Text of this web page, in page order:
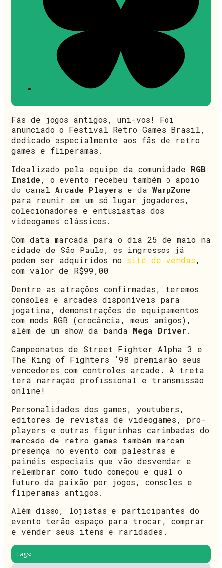
Fãs de jogos antigos, uni-vos! Foi
anunciado o Festival Retro Games Brasil,
dedicado especialmente aos fãs de retro
games e fliperamas.
Idealizado pela equipe da comunidade RGB
Inside, o evento recebeu também o apoio
do canal Arcade Players e da WarpZone
para reunir em um só lugar jogadores,
colecionadores e entusiastas dos
videogames clássicos.
Com data marcada para o dia 25 de maio na
cidade de São Paulo, os ingressos já
podem ser adquiridos no site de vendas,
com valor de R$99,00.
Dentre as atrações confirmadas, teremos
consoles e arcades disponíveis para
jogatina, demonstrações de equipamentos
com mods RGB (crocância, meus amigos),
além de um show da banda Mega Driver.
Campeonatos de Street Fighter Alpha 3 e
The King of Fighters ’98 premiarão seus
vencedores com controles arcade. A treta
terá narração profissional e transmissão
online!
Personalidades dos games, youtubers,
editores de revistas de videogames, pro-
players e outras figurinhas carimbadas do
mercado de retro games também marcam
presença no evento com palestras e
painéis especiais que vão desvendar e
relembrar como tudo começou e qual o
futuro da paixão por jogos, consoles e
fliperamas antigos.
Além disso, lojistas e participantes do
evento terão espaço para trocar, comprar
e vender seus itens e raridades.
Tags: